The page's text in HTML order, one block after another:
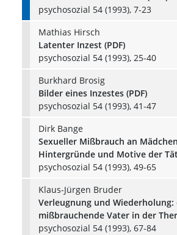
psychosozial 54 (1993), 7-23
Mathias Hirsch
Latenter Inzest (PDF)
psychosozial 54 (1993), 25-40
Burkhard Brosig
Bilder eines Inzestes (PDF)
psychosozial 54 (1993), 41-47
Dirk Bange
Sexueller Mißbrauch an
Hintergründe und Motive der
psychosozial 54 (1993), 49-65
Klaus-Jürgen Bruder
Verleugnung und Wiederholung:
mißbrauchende Vater in der
psychosozial 54 (1993), 67-84